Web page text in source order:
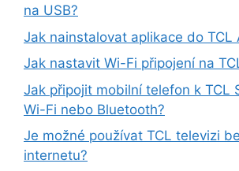
na USB?
Jak nainstalovat aplikace do TCL
Jak nastavit Wi-Fi připojení na
Jak připojit mobilní telefon k TCL
Wi-Fi nebo Bluetooth?
Je možné používat TCL televizi
internetu?